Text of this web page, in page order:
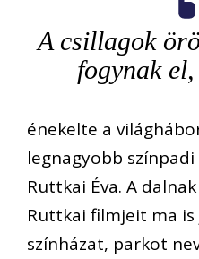
A csillagok
fogynak
énekelte a
legnagyobb
Ruttkai Éva. A
Ruttkai filmjeit ma is
színházat, parkot